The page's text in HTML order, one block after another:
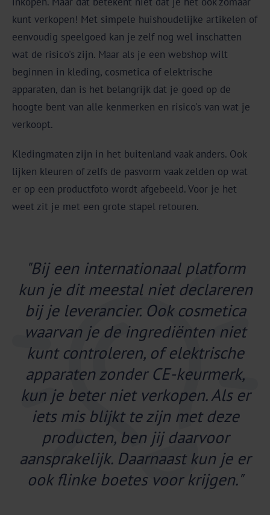
kunt verkopen! Met simpele huishoudelijke artikelen of
eenvoudig speelgoed kan je zelf nog wel inschatten
wat de risico's zijn. Maar als je een webshop wilt
beginnen in kleding, cosmetica of elektrische
apparaten, dan is het belangrijk dat je goed op de
hoogte bent van alle kenmerken en risico's van wat je
verkoopt.
Kledingmaten zijn in het buitenland vaak anders. Ook
lijken kleuren of zelfs de pasvorm vaak zelden op wat
er op een productfoto wordt afgebeeld. Voor je het
weet zit je met een grote stapel retouren.
"Bij een internationaal platform
kun je dit meestal niet declareren
bij je leverancier. Ook cosmetica
waarvan je de ingrediënten niet
kunt controleren, of elektrische
apparaten zonder CE-keurmerk,
kun je beter niet verkopen. Als er
iets mis blijkt te zijn met deze
producten, ben jij daarvoor
aansprakelijk. Daarnaast kun je er
ook flinke boetes voor krijgen."